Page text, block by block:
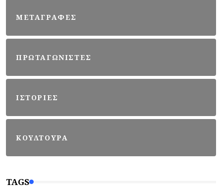
ΜΕΤΑΓΡΑΦΕΣ
ΠΡΩΤΑΓΩΝΙΣΤΕΣ
ΙΣΤΟΡΙΕΣ
ΚΟΥΛΤΟΥΡΑ
TAGS